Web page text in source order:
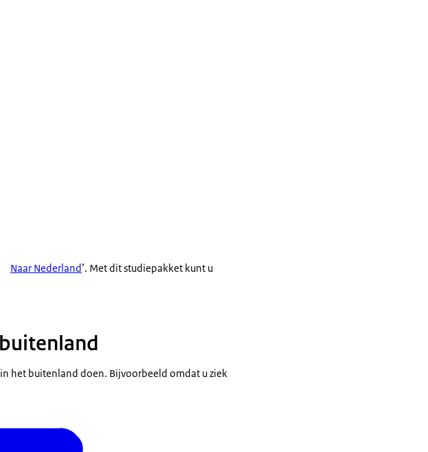
Naar Nederland’. Met dit studiepakket kunt u
het buitenland doen. Bijvoorbeeld omdat u ziek